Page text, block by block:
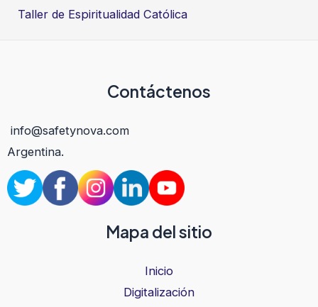
Taller de Espiritualidad Católica
Contáctenos
info@safetynova.com
Argentina.
Mapa del sitio
Inicio
Digitalización